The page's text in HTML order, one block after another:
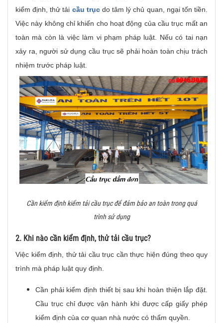
kiểm định, thử tải cầu trụcdo tâm lý chủ quan, ngại tốn tiền.
Việc này không chỉ khiến cho hoạt động của cầu trục mất an
toàn mà còn là việc làm vi phạm pháp luật. Nếu có tai nạn
xảy ra, người sử dụng cầu trục sẽ phải hoàn toàn chịu trách
nhiệm trước pháp luật.
Cần kiểm định kiểm tải cầu trục để đảm bảo an toàn trong quá
trình sử dụng
2. Khi nào cần kiểm định, thử tải cầu trục?
Việc kiểm định, thử tải cầu trục cần thực hiện đúng theo quy
trình mà pháp luật quy định.
Cần phải kiểm định thiết bị sau khi hoàn thiện lắp đặt.
Cầu trục chỉ được vận hành khi được cấp giấy phép
kiểm định của cơ quan nhà nước có thẩm quyền.